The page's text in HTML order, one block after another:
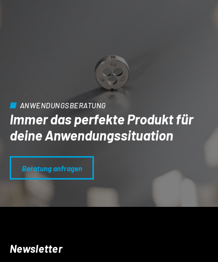
ANWENDUNGSBERATUNG
Immer das perfekte Produkt für
deine Anwendungs­situation
Beratung anfragen
Newsletter